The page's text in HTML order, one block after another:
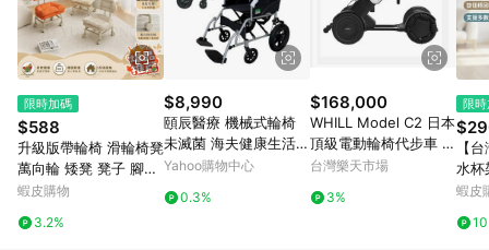
限時加碼
$588
升級版帶輪椅 滑輪椅凳
萬向輪 矮凳 凳子 腳凳
可滑輪椅凳 滑輪凳 帶
輪椅凳 滾輪椅
蝦皮購物
3.2%
$8,990
頤辰醫療 機械式輪椅
未滅菌 海夫健康生活館
頤辰12吋輪椅 鋁合金/
Yahoo購物中心
0.3%
$168,000
WHILL Model C2 日本
頂級電動輪椅代步車 樂
爾電動輪椅 符合補助：
台灣樂天市場
3%
限
【
水杯
車
蝦皮